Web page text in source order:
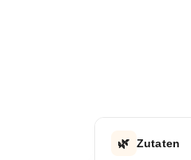
🌿 Zutaten